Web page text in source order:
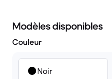
Modèles disponibles
Couleur
Noir